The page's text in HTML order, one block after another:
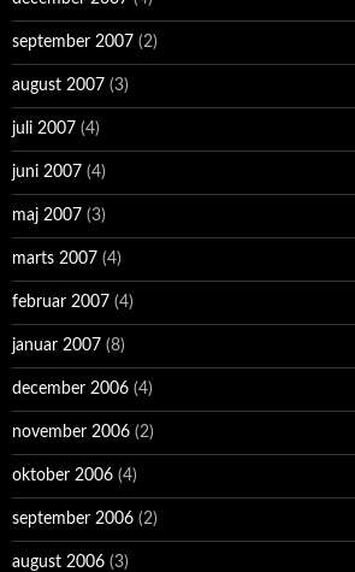
september 2007 (2)
august 2007 (3)
juli 2007 (4)
juni 2007 (4)
maj 2007 (3)
marts 2007 (4)
februar 2007 (4)
januar 2007 (8)
december 2006 (4)
november 2006 (2)
oktober 2006 (4)
september 2006 (2)
august 2006 (3)